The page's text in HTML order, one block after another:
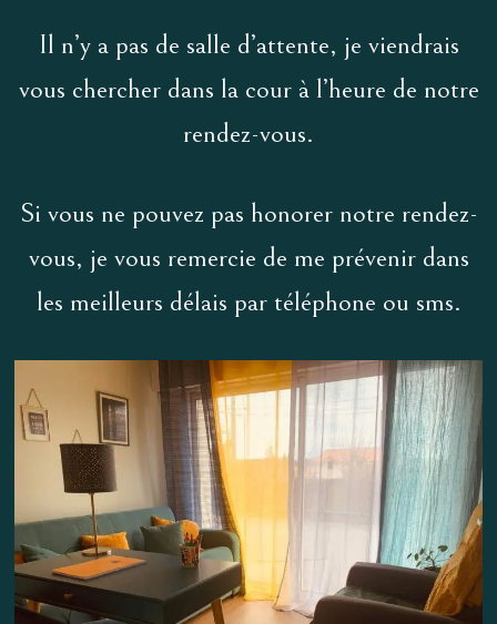
Il n’y a pas de salle d’attente, je viendrais
vous chercher dans la cour à l’heure de notre
rendez-vous.
Si vous ne pouvez pas honorer notre rendez-
vous, je vous remercie de me prévenir dans
les meilleurs délais par téléphone ou sms.